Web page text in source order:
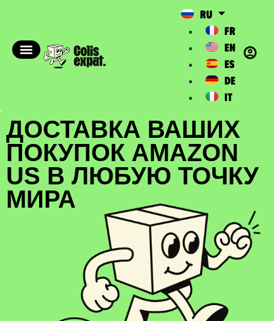
RU
FR
EN
ES
DE
IT
ДОСТАВКА ВАШИХ
ПОКУПОК AMAZON
US В ЛЮБУЮ ТОЧКУ
МИРА